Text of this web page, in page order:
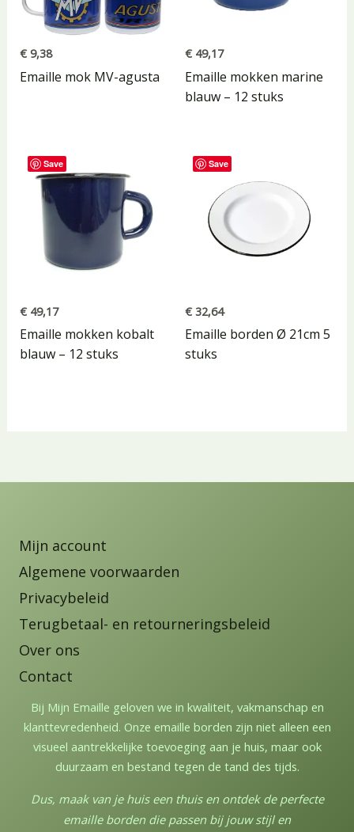
€9,38
Emaille mok MV-agusta
€ 49,17
Emaille mokken marine
blauw – 12 stuks
Save
€49,17
Emaille mokken kobalt
blauw – 12 stuks
Save
€ 32,64
Emaille borden Ø 21cm 5
stuks
Mijn account
Algemene voorwaarden
Privacybeleid
Terugbetaal- en retourneringsbeleid
Over ons
Contact
Bij Mijn Emaille geloven we in kwaliteit, vakmanschap en
klanttevredenheid. Onze emaille borden zijn niet alleen een
visueel aantrekkelijke toevoeging aan je huis, maar ook
duurzaam en bestand tegen de tand des tijds.
Dus, maak van je huis een thuis en ontdek de perfecte
emaille borden die passen bij jouw stijl en